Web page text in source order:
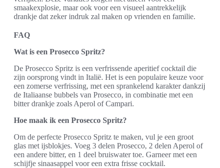
smaakexplosie, maar ook voor een visueel aantrekkelijk
drankje dat zeker indruk zal maken op vrienden en familie.
FAQ
Wat is een Prosecco Spritz?
De Prosecco Spritz is een verfrissende aperitief cocktail die
zijn oorsprong vindt in Italië. Het is een populaire keuze voor
een zomerse verfrissing, met een sprankelend karakter dankzij
de Italiaanse bubbels van Prosecco, in combinatie met een
bitter drankje zoals Aperol of Campari.
Hoe maak ik een Prosecco Spritz?
Om de perfecte Prosecco Spritz te maken, vul je een groot
glas met ijsblokjes. Voeg 3 delen Prosecco, 2 delen Aperol of
een andere bitter, en 1 deel bruiswater toe. Garneer met een
schijfje sinaasappel voor een extra frisse cocktail.